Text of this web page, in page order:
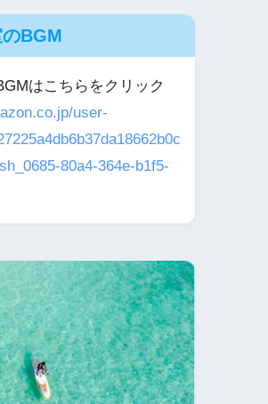
BGM
はこちらをクリック
user-
80a4-364e-b1f5-